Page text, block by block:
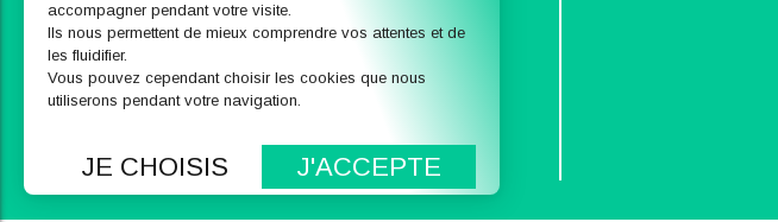
CONTACTEZ-NOUS
Nous envoyer un message
04 78 37 16 03
accompagner pendant votre visite.
Ils nous permettent de mieux comprendre vos attentes et de
les fluidifier.
Vous pouvez cependant choisir les cookies que nous
utiliserons pendant votre navigation.
JE CHOISIS J'ACCEPTE